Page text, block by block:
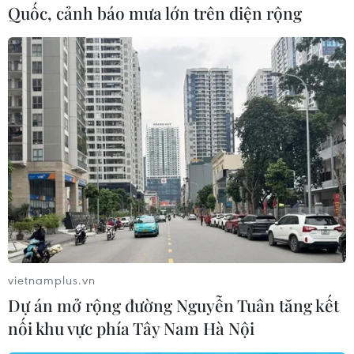
#Lễ hội Càphê Buôn Ma Thuột
#Càphê Buôn Ma Thuột
#càphê Việt Nam
Đắk Lắk
Theo dõi VietnamPlus
Quốc, cảnh báo mưa lớn trên diện rộng
vietnamplus.vn
Dự án mở rộng đường Nguyễn Tuân tăng kết
nối khu vực phía Tây Nam Hà Nội